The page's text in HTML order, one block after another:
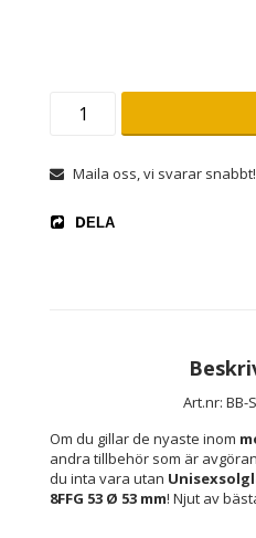
Maila oss, vi svarar snabbt!
DELA
Art.nr: BB-
Om du gillar de nyaste inom
andra tillbehör som är
du inta vara utan
8FFG 53 Ø 53 mm! Njut av